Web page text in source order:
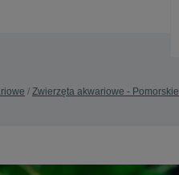
Zwierzęta akwariowe - Pomorskie